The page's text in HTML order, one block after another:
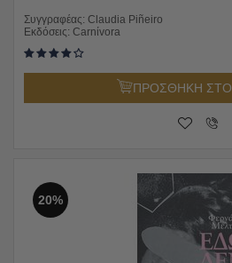
Συγγραφέας: Claudia Piñeiro
Εκδόσεις: Carnίvora
ΠΡΟΣΘΗΚΗ ΣΤΟ
20%